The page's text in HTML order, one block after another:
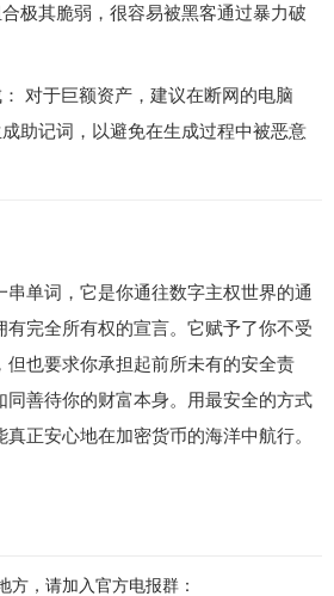
极其脆弱，很容易被黑客通过暴力破
对于巨额资产，建议在断网的电脑
助记词，以避免在生成过程中被恶意
单词，它是你通往数字主权世界的通
完全所有权的宣言。它赋予了你不受
但也要求你承担起前所未有的安全责
同善待你的财富本身。用最安全的方式
正安心地在加密货币的海洋中航行。
方，请加入官方电报群：